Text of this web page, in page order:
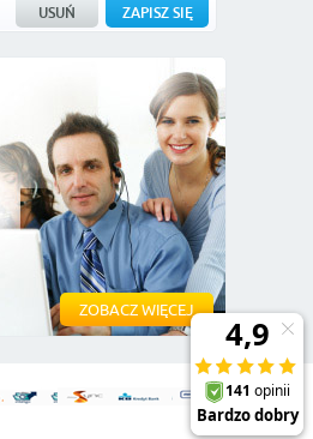
ZOBACZ WIĘCEJ